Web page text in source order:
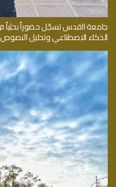
الذكاء الاصطناعي وتحليل النصوص